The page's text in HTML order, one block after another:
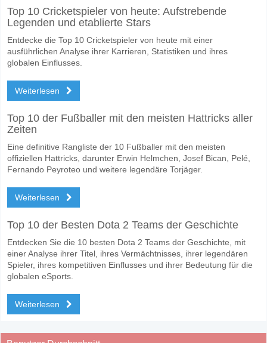
Top 10 Cricketspieler von heute: Aufstrebende
Legenden und etablierte Stars
Entdecke die Top 10 Cricketspieler von heute mit einer
ausführlichen Analyse ihrer Karrieren, Statistiken und ihres
globalen Einflusses.
Weiterlesen
Top 10 der Fußballer mit den meisten Hattricks aller
Zeiten
Eine definitive Rangliste der 10 Fußballer mit den meisten
offiziellen Hattricks, darunter Erwin Helmchen, Josef Bican, Pelé,
Fernando Peyroteo und weitere legendäre Torjäger.
Weiterlesen
Top 10 der Besten Dota 2 Teams der Geschichte
Entdecken Sie die 10 besten Dota 2 Teams der Geschichte, mit
einer Analyse ihrer Titel, ihres Vermächtnisses, ihrer legendären
Spieler, ihres kompetitiven Einflusses und ihrer Bedeutung für die
globalen eSports.
Weiterlesen